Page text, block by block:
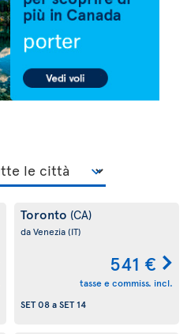
Toronto (CA)
da Venezia(IT)
541 €
tasse e commiss. incl.
SET 08aSET 14